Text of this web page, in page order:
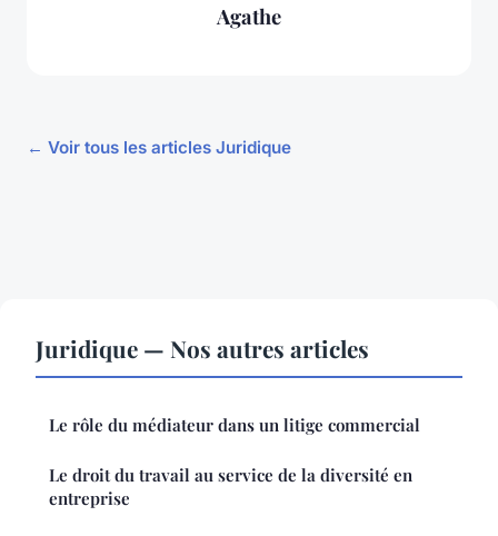
Agathe
← Voir tous les articles Juridique
Juridique — Nos autres articles
Le rôle du médiateur dans un litige commercial
Le droit du travail au service de la diversité en
entreprise